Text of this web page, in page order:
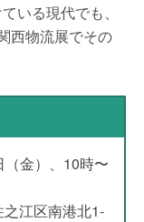
いる現代でも、
西物流展でその
金）、10時〜
江区南港北1-